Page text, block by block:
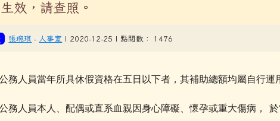
forms/d/
modules/tad_repair/
modules/jill_booking/
page/member/
forms/d/e/
效，請查照。
張琬琪 - 人事室 | 2020-12-25 | 點閱數： 1476
務人員當年所具休假資格在五日以下者，其補助總額均屬自行運
務人員本人、配偶或直系血親因身心障礙、懷孕或重大傷病，